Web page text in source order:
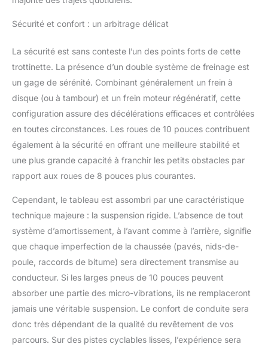
extrêmement rapidement
nécessite que 3 actions
simples pour être
facilement mettre le
trottinette electrique
adulte dans le coffre de
votre voiture, dans le bus,
et l'emmener n'importe
est le cadeau idéal pour
les enfants, les amoureux
clientèle 24 heures sur
24】Comparé au modèle
de 8,5 pouces, le scooter
adapté aux routes
inégales et aux personnes
de grande taille. Notre
trottinette électrique a
UL2272, plus sûr et plus
professionnel. Si vous
avez des doutes ou des
Sécurité et confort : un arbitrage délicat
La sécurité est sans conteste l’un des points forts de cette
trottinette. La présence d’un double système de freinage est
un gage de sérénité. Combinant généralement un frein à
disque (ou à tambour) et un frein moteur régénératif, cette
configuration assure des décélérations efficaces et contrôlées
en toutes circonstances. Les roues de 10 pouces contribuent
également à la sécurité en offrant une meilleure stabilité et
une plus grande capacité à franchir les petits obstacles par
rapport aux roues de 8 pouces plus courantes.
Cependant, le tableau est assombri par une caractéristique
technique majeure : la suspension rigide. L’absence de tout
système d’amortissement, à l’avant comme à l’arrière, signifie
que chaque imperfection de la chaussée (pavés, nids-de-
poule, raccords de bitume) sera directement transmise au
conducteur. Si les larges pneus de 10 pouces peuvent
absorber une partie des micro-vibrations, ils ne remplaceront
jamais une véritable suspension. Le confort de conduite sera
donc très dépendant de la qualité du revêtement de vos
parcours. Sur des pistes cyclables lisses, l’expérience sera